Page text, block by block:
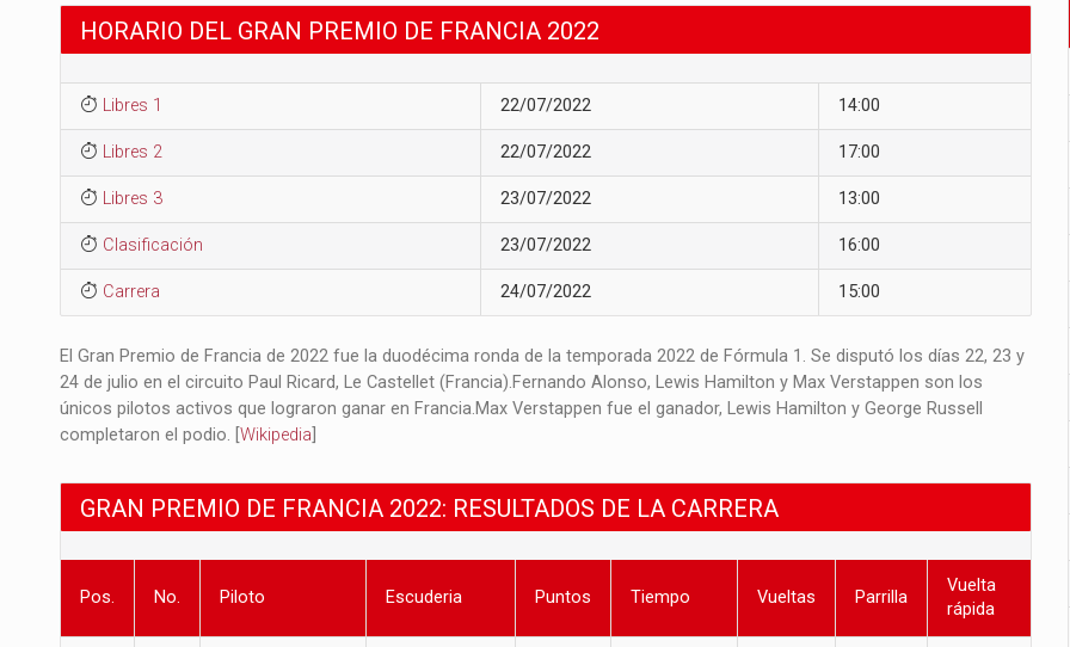
HORARIO DEL GRAN PREMIO DE FRANCIA 2022
Libres 1 22/07/2022 14:00
Libres 2 22/07/2022 17:00
Libres 3 23/07/2022 13:00
Clasificación 23/07/2022 16:00
Carrera 24/07/2022 15:00
El Gran Premio de Francia de 2022 fue la duodécima ronda de la temporada 2022 de Fórmula 1. Se disputó los días 22, 23 y
24 de julio en el circuito Paul Ricard, Le Castellet (Francia).​ Fernando Alonso, Lewis Hamilton y Max Verstappen son los
únicos pilotos activos que lograron ganar en Francia.​ Max Verstappen fue el ganador, Lewis Hamilton y George Russell
completaron el podio.​ [ Wikipedia
GRAN PREMIO DE FRANCIA 2022: RESULTADOS DE LA CARRERA
Pos. No. Piloto Escuderia Puntos Tiempo Vueltas Parrilla
Vuelta
rápida